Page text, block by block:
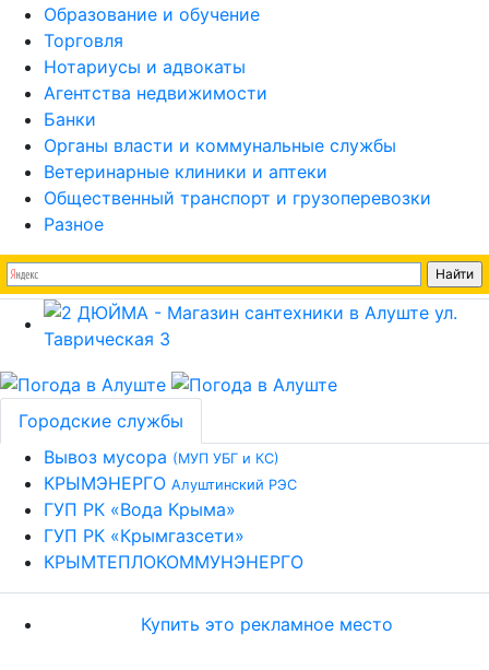
Образование и обучение
Торговля
Нотариусы и адвокаты
Агентства недвижимости
Банки
Органы власти и коммунальные службы
Ветеринарные клиники и аптеки
Общественный транспорт и грузоперевозки
Разное
Городские службы
Вывоз мусора (МУП УБГ и КС)
КРЫМЭНЕРГО Алуштинский РЭС
ГУП РК «Вода Крыма»
ГУП РК «Крымгазсети»
КРЫМТЕПЛОКОММУНЭНЕРГО
Купить это рекламное место